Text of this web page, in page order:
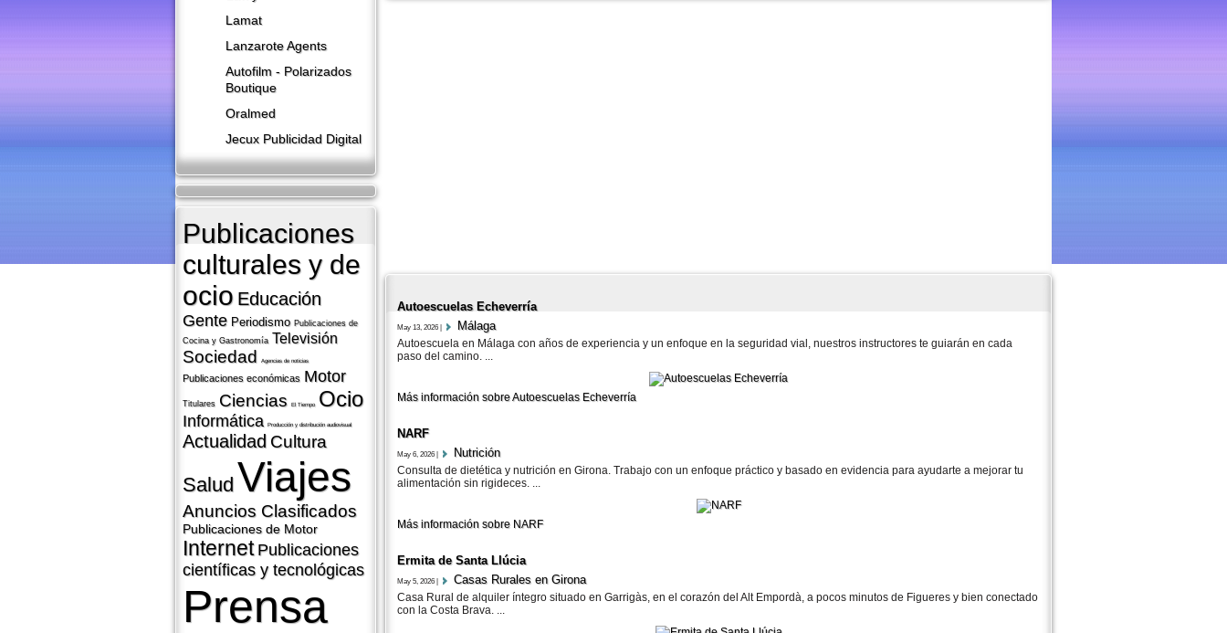
Lamat
Lanzarote​ Agents
Autofilm - Polarizados
Boutique
Oralmed
Jecux Publicidad Digital
Publicaciones
culturales y de
ocio Educación
Gente Periodismo Publicaciones de
Cocina y Gastronomí­a Televisión
Sociedad Agencias de noticias
Publicaciones económicas Motor
Titulares Ciencias El Tiempo Ocio
Informática Producción y distribución audiovisual
Actualidad Cultura
SaludViajes
Anuncios Clasificados
Publicaciones de Motor
Internet Publicaciones
cientí­ficas y tecnológicas
Prensa
Autoescuelas Echeverría
May 13, 2026 | Málaga
Autoescuela en Málaga con años de experiencia y un enfoque en la seguridad vial, nuestros instructores te guiarán en cada
paso del camino. ...
Más información sobre Autoescuelas Echeverría
NARF
May 6, 2026 | Nutrición
Consulta de dietética y nutrición en Girona. Trabajo con un enfoque práctico y basado en evidencia para ayudarte a mejorar tu
alimentación sin rigideces. ...
Más información sobre NARF
Ermita de Santa Llúcia
May 5, 2026 | Casas Rurales en Girona
Casa Rural de alquiler íntegro situado en Garrigàs, en el corazón del Alt Empordà, a pocos minutos de Figueres y bien conectado
con la Costa Brava. ...